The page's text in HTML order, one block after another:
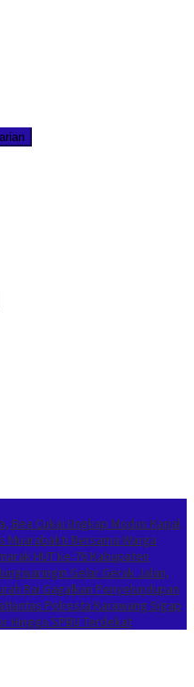
Bea Cukai Ungkap Modus Kapal
Muarabakti Bersama Warga
HUT ke-76 Kabupaten
Gelar Gerak Jalan,
Rai Gagalkan Penyelundupan
Polresta Karawang Sigap
Hingga SPBU Terdekat